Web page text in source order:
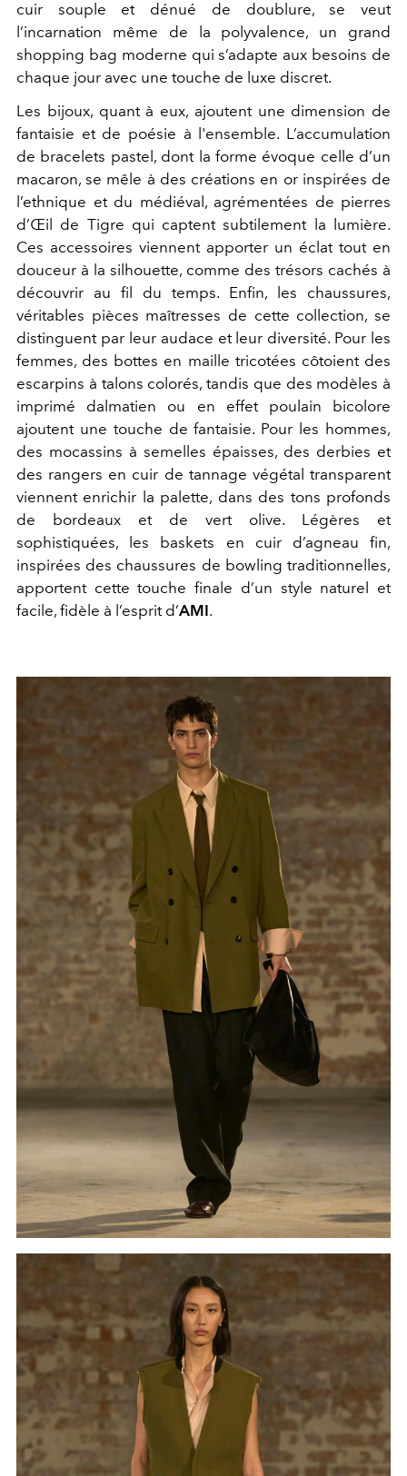
cuir souple et dénué de doublure, se veut
l’incarnation même de la polyvalence, un grand
shopping bag moderne qui s’adapte aux besoins de
chaque jour avec une touche de luxe discret.
Les bijoux, quant à eux, ajoutent une dimension de
fantaisie et de poésie à l'ensemble. L’accumulation
de bracelets pastel, dont la forme évoque celle d’un
macaron, se mêle à des créations en or inspirées de
l’ethnique et du médiéval, agrémentées de pierres
d’Œil de Tigre qui captent subtilement la lumière.
Ces accessoires viennent apporter un éclat tout en
douceur à la silhouette, comme des trésors cachés à
découvrir au fil du temps. Enfin, les chaussures,
véritables pièces maîtresses de cette collection, se
distinguent par leur audace et leur diversité. Pour les
femmes, des bottes en maille tricotées côtoient des
escarpins à talons colorés, tandis que des modèles à
imprimé dalmatien ou en effet poulain bicolore
ajoutent une touche de fantaisie. Pour les hommes,
des mocassins à semelles épaisses, des derbies et
des rangers en cuir de tannage végétal transparent
viennent enrichir la palette, dans des tons profonds
de bordeaux et de vert olive. Légères et
sophistiquées, les baskets en cuir d’agneau fin,
inspirées des chaussures de bowling traditionnelles,
apportent cette touche finale d’un style naturel et
facile, fidèle à l’esprit d’AMI.